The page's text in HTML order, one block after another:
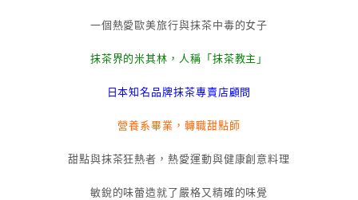
一個熱愛歐美旅行與抹茶中毒的女子
抹茶界的米其林，人稱「抹茶教主」
日本知名品牌抹茶專賣店顧問
營養系畢業，轉職甜點師
甜點與抹茶狂熱者，熱愛運動與健康創意料理
敏銳的味蕾造就了嚴格又精確的味覺